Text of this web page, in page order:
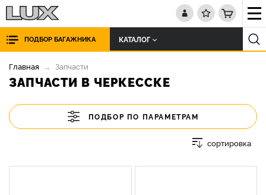
ПОДБОР БАГАЖНИКА КАТАЛОГ
Главная Запчасти
ЗАПЧАСТИ В ЧЕРКЕССКЕ
ПОДБОР ПО ПАРАМЕТРАМ
сортировка